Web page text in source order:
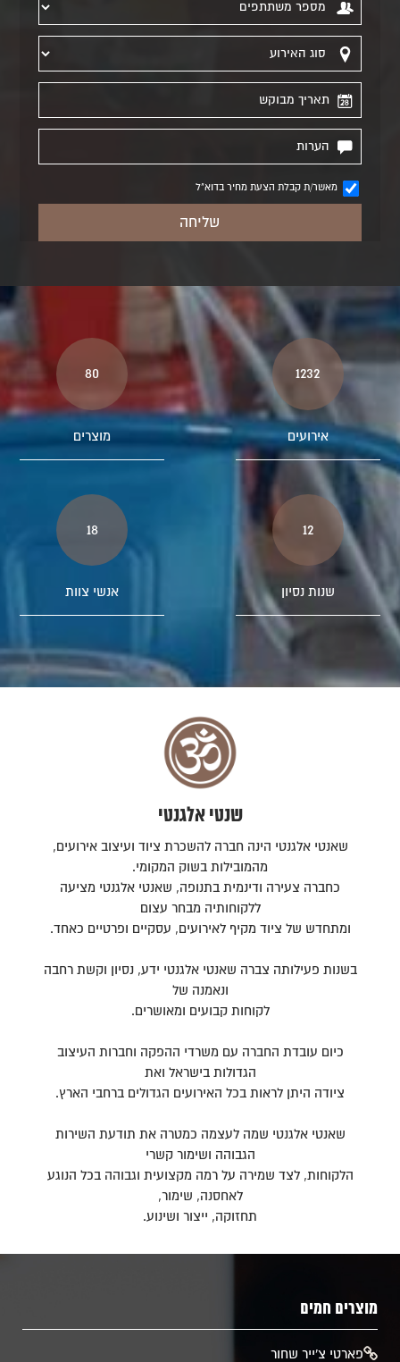
מאשר/ת קבלת הצעת מחיר בדוא"ל
1232
אירועים
80
מוצרים
12
שנות נסיון
18
אנשי צוות
שנטי אלגנטי
שאנטי אלגנטי הינה חברה להשכרת ציוד ועיצוב אירועים,
מהמובילות בשוק המקומי.
כחברה צעירה ודינמית בתנופה, שאנטי אלגנטי מציעה
ללקוחותיה מבחר עצום
ומתחדש של ציוד מקיף לאירועים, עסקיים ופרטיים כאחד.
בשנות פעילותה צברה שאנטי אלגנטי ידע, נסיון וקשת רחבה
ונאמנה של
לקוחות קבועים ומאושרים.
כיום עובדת החברה עם משרדי ההפקה וחברות העיצוב
הגדולות בישראל ואת
ציודה היתן לראות בכל האירועים הגדולים ברחבי הארץ.
שאנטי אלגנטי שמה לעצמה כמטרה את תודעת השירות
הגבוהה ושימור קשרי
הלקוחות, לצד שמירה על רמה מקצועית וגבוהה בכל הנוגע
לאחסנה, שימור,
תחזוקה, ייצור ושינוע.
מוצרים חמים
​פארטי צ'ייר שחור